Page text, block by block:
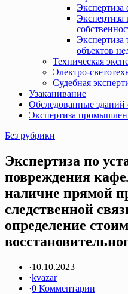
Экспертиза
Экспертиза
объектов
Техническая
Электро-
Судебная
Узаканивание
Обследованные зданий
Экспертиза
Без рубрики
Экспертиза по
повреждения
наличие прямой
следственной
определение
·10.10.2023
·kvazar
·0 Комментарии